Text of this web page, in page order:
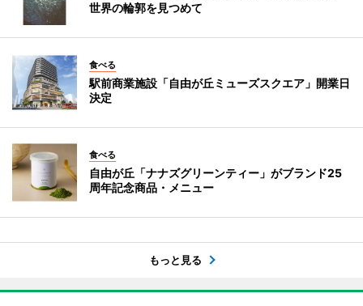
世界の輪郭を見つめて
食べる
駅前商業施設「自由が丘ミューズスクエア」開業日
決定
食べる
自由が丘「ナナズグリーンティー」がブランド25
周年記念商品・メニュー
もっと見る